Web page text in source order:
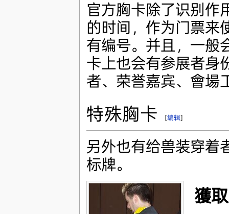
官方胸卡除了识别作
的时间，作为门票来
有编号。并且，一般
卡上也会有参展者身
者、荣誉嘉宾、會場
特殊胸卡 [编辑]
另外也有给兽装穿着
标牌。
獲